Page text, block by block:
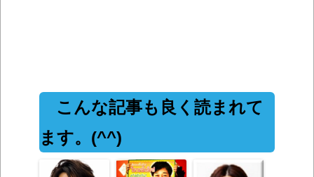
こんな記事も良く読まれて
ます。(^^)